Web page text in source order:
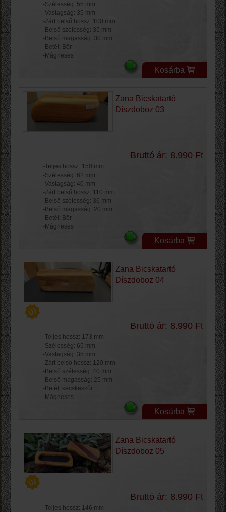
-Szélesség: 55 mm
-Vastagság: 35 mm
-Zárt belső hossz: 100 mm
-Belső szélesség: 35 mm
-Belső magasság: 30 mm
-Betét: Bőr
-Mágneses
Kosárba
Zana Bicskatartó
Díszdoboz 03
Bruttó ár: 8.990 Ft
-Teljes hossz: 150 mm
-Szélesség: 62 mm
-Vastagság: 40 mm
-Zárt belső hossz: 110 mm
-Belső szélesség: 36 mm
-Belső magasság: 20 mm
-Betét: Bőr
-Mágneses
Kosárba
Zana Bicskatartó
Díszdoboz 04
Bruttó ár: 8.990 Ft
-Teljes hossz: 173 mm
-Szélesség: 65 mm
-Vastagság: 35 mm
-Zárt belső hossz: 120 mm
-Belső szélesség: 40 mm
-Belső magasság: 25 mm
-Betét: kecskeszőr
-Mágneses
Kosárba
Zana Bicskatartó
Díszdoboz 05
Bruttó ár: 8.990 Ft
-Teljes hossz: 146 mm